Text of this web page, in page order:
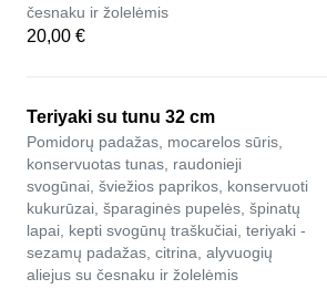
česnaku ir žolelėmis
20,00 €
Teriyaki su tunu 32 cm
Pomidorų padažas, mocarelos sūris,
konservuotas tunas, raudonieji
svogūnai, šviežios paprikos, konservuoti
kukurūzai, šparaginės pupelės, špinatų
lapai, kepti svogūnų traškučiai, teriyaki -
sezamų padažas, citrina, alyvuogių
aliejus su česnaku ir žolelėmis